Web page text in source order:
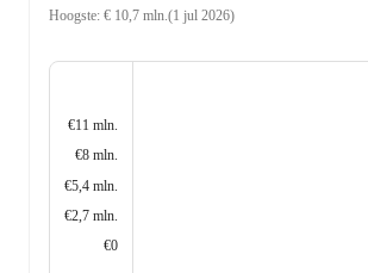
Hoogste: € 10,7 mln.(1 jul 2026)
€11 mln.
€8 mln.
€5,4 mln.
€2,7 mln.
€0